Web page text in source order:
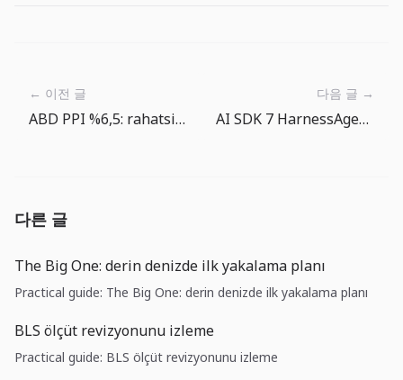
← 이전 글
ABD PPI %6,5: rahatsiz edici sinyal tuketici fiyatindan once tedarikci faturalarinda
다음 글 →
AI SDK 7 HarnessAgent: kodlama ajanlari degistirilebilir runtime oluyor
다른 글
The Big One: derin denizde ilk yakalama planı
Practical guide: The Big One: derin denizde ilk yakalama planı
BLS ölçüt revizyonunu izleme
Practical guide: BLS ölçüt revizyonunu izleme